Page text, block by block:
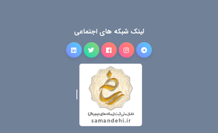
لینک شبکه های اجتماعی